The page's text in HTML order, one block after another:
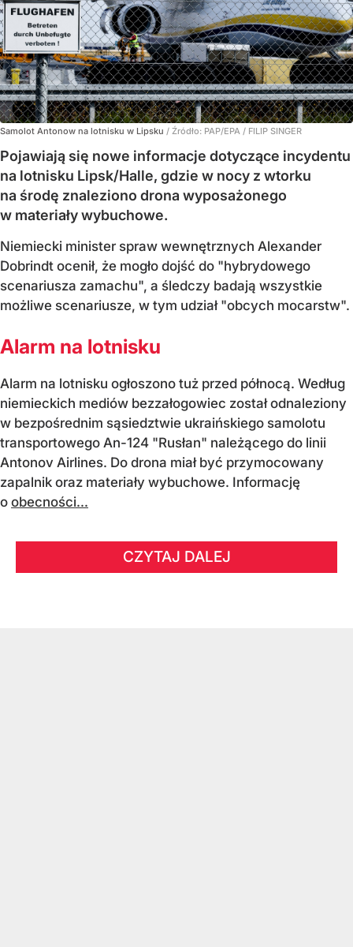
Samolot Antonow na lotnisku w Lipsku / Źródło: PAP/EPA / FILIP SINGER
Pojawiają się nowe informacje dotyczące incydentu
na lotnisku Lipsk/Halle, gdzie w nocy z wtorku
na środę znaleziono drona wyposażonego
w materiały wybuchowe.
Niemiecki minister spraw wewnętrznych Alexander
Dobrindt ocenił, że mogło dojść do "hybrydowego
scenariusza zamachu", a śledczy badają wszystkie
możliwe scenariusze, w tym udział "obcych mocarstw".
Alarm na lotnisku
Alarm na lotnisku ogłoszono tuż przed północą. Według
niemieckich mediów bezzałogowiec został odnaleziony
w bezpośrednim sąsiedztwie ukraińskiego samolotu
transportowego An-124 "Rusłan" należącego do linii
Antonov Airlines. Do drona miał być przymocowany
zapalnik oraz materiały wybuchowe. Informację
o obecności...
CZYTAJ DALEJ